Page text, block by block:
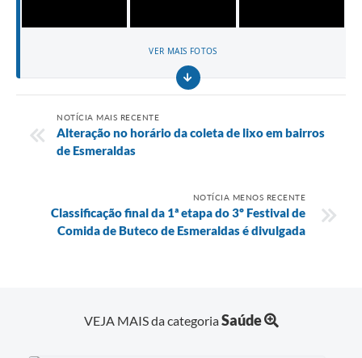
VER MAIS FOTOS
NOTÍCIA MAIS RECENTE
Alteração no horário da coleta de lixo em bairros
de Esmeraldas
NOTÍCIA MENOS RECENTE
Classificação final da 1ª etapa do 3º Festival de
Comida de Buteco de Esmeraldas é divulgada
VEJA MAIS da categoriaSaúde